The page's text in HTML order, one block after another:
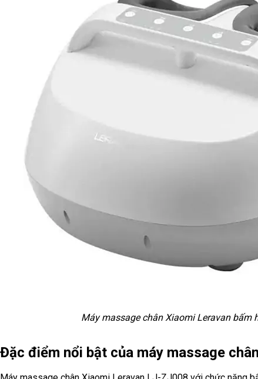
Máy massage chân Xiaomi Leravan bấm
Đặc điểm nổi bật của máy massage